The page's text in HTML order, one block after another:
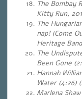
The Bombay
Kitty Run,
The
nap! (Come
Heritage
The
Been Gone
Hannah
Water (4:26)
Marlena